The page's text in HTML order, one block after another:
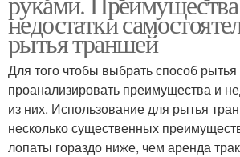
недостатки
рытья траншей
Для того чтобы выбрать способ
проанализировать преимущества и
из них. Использование для рытья
несколько существенных
лопаты гораздо ниже, чем аренда